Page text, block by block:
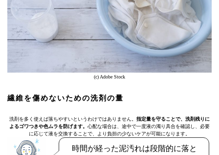
(c) Adobe Stock
繊維を傷めないための洗剤の量
洗剤を多く使えば落ちやすいというわけではありません。 指定量を守ることで、洗剤残りに
よるゴワつきや色ムラを防げます。 心配な場合は、途中で一度液の濁り具合を確認し、必要
に応じて液を交換することで、より負担の少ないケアが可能になります。
時間が経った泥汚れは段階的に落と